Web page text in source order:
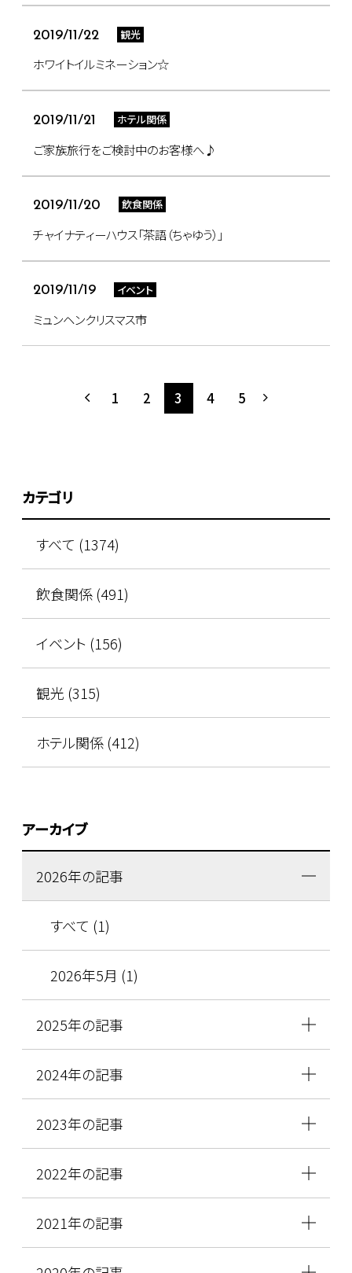
2019/11/22 観光
ホワイトイルミネーション☆
2019/11/21 ホテル関係
ご家族旅行をご検討中のお客様へ♪
2019/11/20 飲食関係
チャイナティーハウス「茶語（ちゃゆう）」
2019/11/19 イベント
ミュンヘンクリスマス市
1 2 3 4 5
カテゴリ
すべて (1374)
飲食関係 (491)
イベント (156)
観光 (315)
ホテル関係 (412)
アーカイブ
2026年の記事
すべて (1)
2026年5月 (1)
2025年の記事
2024年の記事
2023年の記事
2022年の記事
2021年の記事